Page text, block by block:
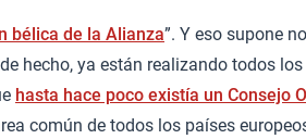
bélica de la Alianza”. Y eso supone
hecho, ya están realizando todos
hasta hace poco existía un Consejo
común de todos los países